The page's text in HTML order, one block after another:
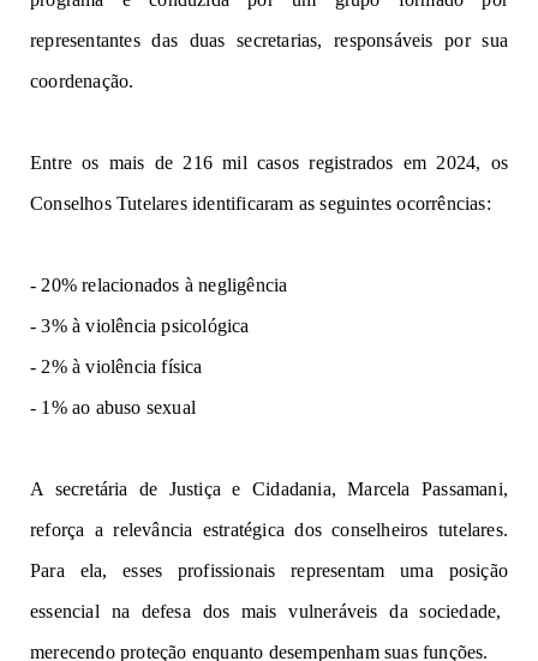
representantesdas duassecretarias, responsáveis por sua
coordenação.
Entre os mais de 216 mil casosregistrados em 2024, os
Conselhos Tutelares identificaram as seguintes ocorrências:
- 20%relacionados ànegligência
-3%àviolência psicológica
- 2%àviolência física
- 1%ao abuso sexual
A secretária de Justiça e Cidadania, Marcela Passamani,
reforça arelevância estratégica dos conselheiros tutelares.
Para ela, esses profissionaisrepresentam uma posição
essencial na defesa dos mais vulneráveisda sociedade,
merecendo proteção enquanto desempenham suas funções.